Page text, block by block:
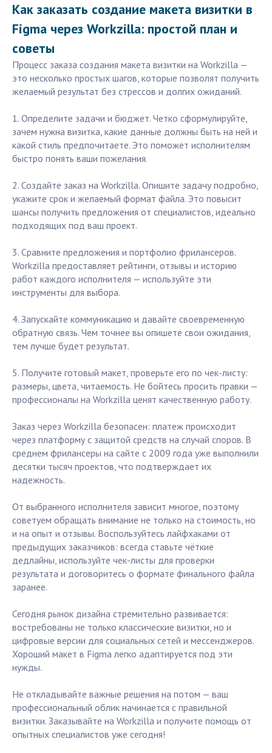
Как заказать создание макета визитки в
Figma через Workzilla: простой план и
советы
Процесс заказа создания макета визитки на Workzilla —
это несколько простых шагов, которые позволят получить
желаемый результат без стрессов и долгих ожиданий.
1. Определите задачи и бюджет. Четко сформулируйте,
зачем нужна визитка, какие данные должны быть на ней и
какой стиль предпочитаете. Это поможет исполнителям
быстро понять ваши пожелания.
2. Создайте заказ на Workzilla. Опишите задачу подробно,
укажите срок и желаемый формат файла. Это повысит
шансы получить предложения от специалистов, идеально
подходящих под ваш проект.
3. Сравните предложения и портфолио фрилансеров.
Workzilla предоставляет рейтинги, отзывы и историю
работ каждого исполнителя — используйте эти
инструменты для выбора.
4. Запускайте коммуникацию и давайте своевременную
обратную связь. Чем точнее вы опишете свои ожидания,
тем лучше будет результат.
5. Получите готовый макет, проверьте его по чек-листу:
размеры, цвета, читаемость. Не бойтесь просить правки —
профессионалы на Workzilla ценят качественную работу.
Заказ через Workzilla безопасен: платеж происходит
через платформу с защитой средств на случай споров. В
среднем фрилансеры на сайте с 2009 года уже выполнили
десятки тысяч проектов, что подтверждает их
надежность.
От выбранного исполнителя зависит многое, поэтому
советуем обращать внимание не только на стоимость, но
и на опыт и отзывы. Воспользуйтесь лайфхаками от
предыдущих заказчиков: всегда ставьте чёткие
дедлайны, используйте чек-листы для проверки
результата и договоритесь о формате финального файла
заранее.
Сегодня рынок дизайна стремительно развивается:
востребованы не только классические визитки, но и
цифровые версии для социальных сетей и мессенджеров.
Хороший макет в Figma легко адаптируется под эти
нужды.
Не откладывайте важные решения на потом — ваш
профессиональный облик начинается с правильной
визитки. Заказывайте на Workzilla и получите помощь от
опытных специалистов уже сегодня!